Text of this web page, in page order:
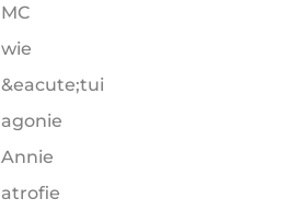
MC
wie
&eacute;tui
agonie
Annie
atrofie